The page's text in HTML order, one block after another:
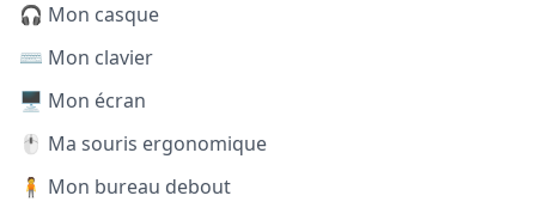
🎧 Mon casque
⌨️ Mon clavier
🖥️ Mon écran
🖱️ Ma souris ergonomique
🧍 Mon bureau debout